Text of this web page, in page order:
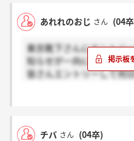
あれれのおじ さん (04
東京靴下さんにエントリ
知らせが一向に届きませ
皆さんエントリーして何
チバ さん (04卒)